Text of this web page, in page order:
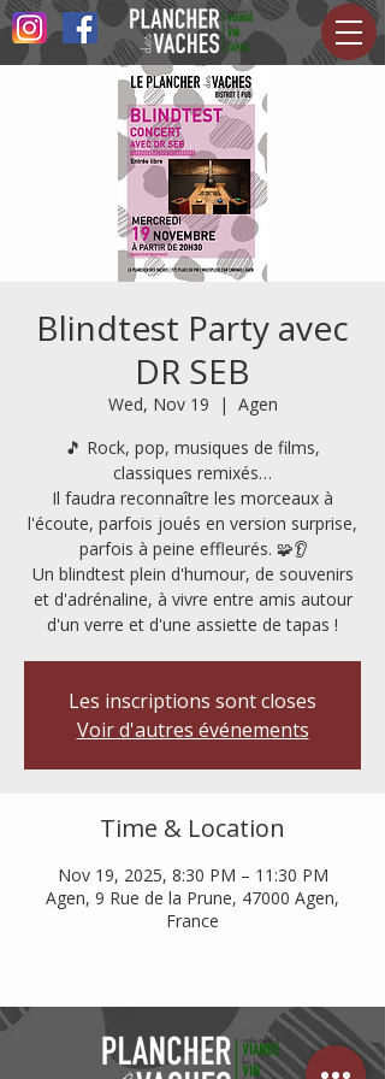
Blindtest Party avec
DR SEB
Wed, Nov 19
  |
Agen
🎵 Rock, pop, musiques de films,
classiques remixés…
Il faudra reconnaître les morceaux à
l'écoute, parfois joués en version surprise,
parfois à peine effleurés. 🧩👂
Un blindtest plein d'humour, de souvenirs
et d'adrénaline, à vivre entre amis autour
d'un verre et d'une assiette de tapas !
Les inscriptions sont closes
Voir d'autres événements
Time & Location
Nov 19, 2025, 8:30 PM – 11:30 PM
Agen, 9 Rue de la Prune, 47000 Agen,
France